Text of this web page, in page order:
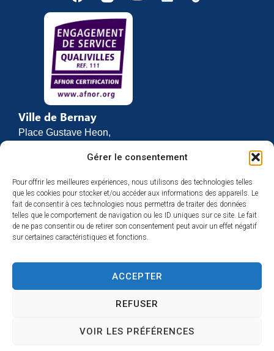
Gérer le consentement
Pour offrir les meilleures expériences, nous utilisons des technologies telles
que les cookies pour stocker et/ou accéder aux informations des appareils. Le
fait de consentir à ces technologies nous permettra de traiter des données
telles que le comportement de navigation ou les ID uniques sur ce site. Le fait
de ne pas consentir ou de retirer son consentement peut avoir un effet négatif
sur certaines caractéristiques et fonctions.
ACCEPTER
REFUSER
VOIR LES PRÉFÉRENCES
Ville de Bernay
Place Gustave Heon,
27307 BERNAY
02 32 46 63 00
Contact
Horaires d’ouverture
Du lundi au vendredi :
et de 13h30 à 17h